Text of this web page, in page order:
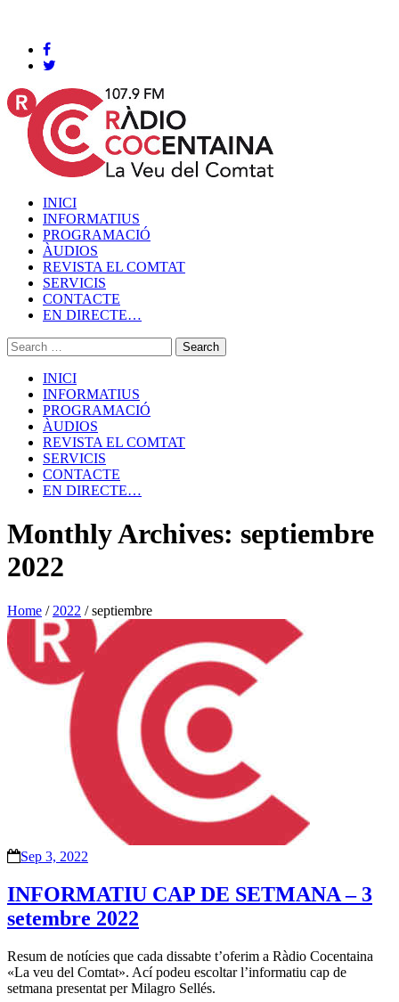
INICI
INFORMATIUS
PROGRAMACIÓ
ÀUDIOS
REVISTA EL COMTAT
SERVICIS
CONTACTE
EN DIRECTE…
INICI
INFORMATIUS
PROGRAMACIÓ
ÀUDIOS
REVISTA EL COMTAT
SERVICIS
CONTACTE
EN DIRECTE…
Monthly Archives: septiembre
2022
Home / 2022 /septiembre
Sep 3, 2022
INFORMATIU CAP DE SETMANA – 3
setembre 2022
Resum de notícies que cada dissabte t’oferim a Ràdio Cocentaina
«La veu del Comtat». Ací podeu escoltar l’informatiu cap de
setmana presentat per Milagro Sellés.